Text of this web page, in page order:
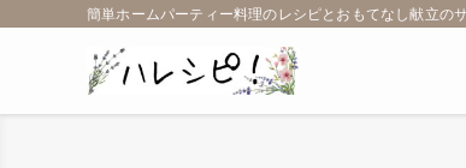
簡単ホームパーティー料理のレシピとおもてなし献立の